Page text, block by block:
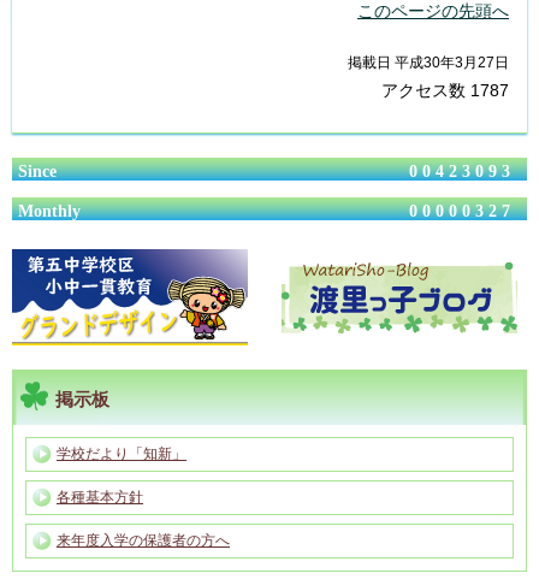
Since 00423093
Monthly 00000327
掲示板
学校だより「知新」
各種基本方針
来年度入学の保護者の方へ
このページの先頭へ
掲載日 平成30年3月27日
アクセス数 1787